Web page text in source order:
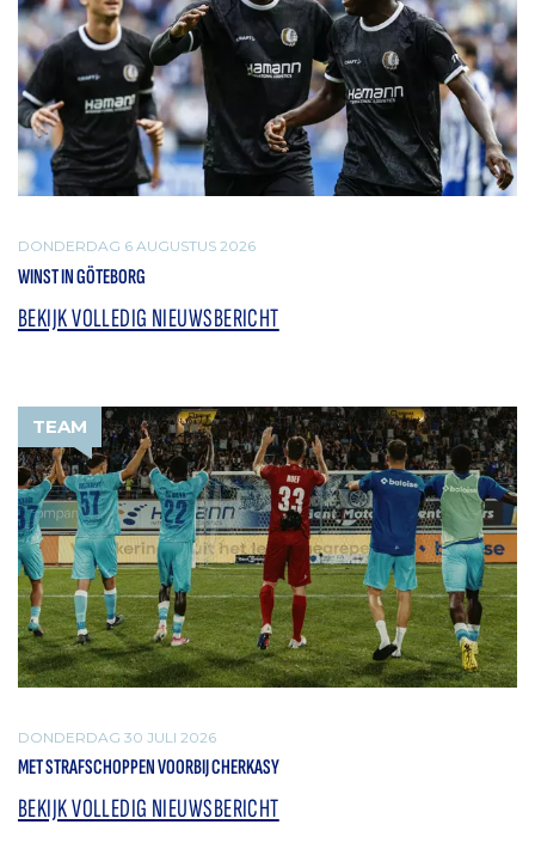
DONDERDAG 6 AUGUSTUS 2026
WINST IN GÖTEBORG
BEKIJK VOLLEDIG NIEUWSBERICHT
TEAM
DONDERDAG 30 JULI 2026
MET STRAFSCHOPPEN VOORBIJ CHERKASY
BEKIJK VOLLEDIG NIEUWSBERICHT